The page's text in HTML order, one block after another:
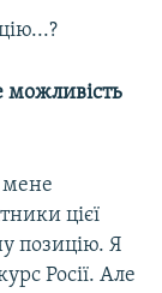
можливість
мене
цієї
позицію. Я
Росії. Але